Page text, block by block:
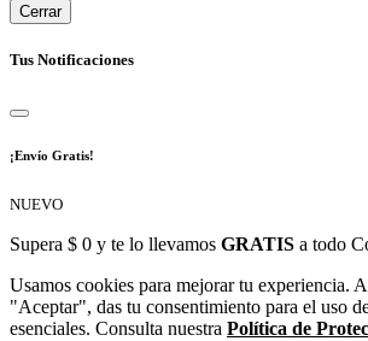
Cerrar
Tus Notificaciones
¡Envío Gratis!
NUEVO
Supera $ 0 y te lo llevamos GRATIS a todo
Usamos cookies para mejorar tu experiencia.
"Aceptar", das tu consentimiento para el uso
esenciales. Consulta nuestra Política de